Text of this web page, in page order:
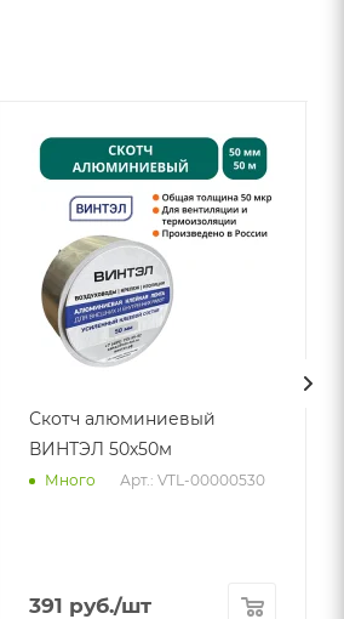
Скотч алюминиевый
ВИНТЭЛ 50х50м
Много Арт.: VTL-00000530
391 руб./шт